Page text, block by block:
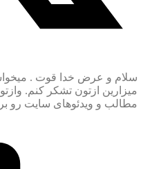
سلام و عرض خدا قوت .
میزارین ازتون تشکر کنم.
مطالب و ویدئوهای سایت رو